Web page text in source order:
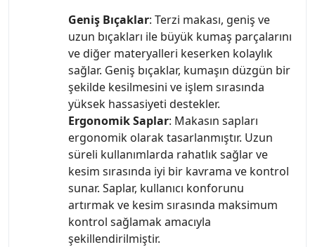
Geniş Bıçaklar: Terzi makası, geniş ve
uzun bıçakları ile büyük kumaş parçalarını
ve diğer materyalleri keserken kolaylık
sağlar. Geniş bıçaklar, kumaşın düzgün bir
şekilde kesilmesini ve işlem sırasında
yüksek hassasiyeti destekler.
Ergonomik Saplar: Makasın sapları
ergonomik olarak tasarlanmıştır. Uzun
süreli kullanımlarda rahatlık sağlar ve
kesim sırasında iyi bir kavrama ve kontrol
sunar. Saplar, kullanıcı konforunu
artırmak ve kesim sırasında maksimum
kontrol sağlamak amacıyla
şekillendirilmiştir.